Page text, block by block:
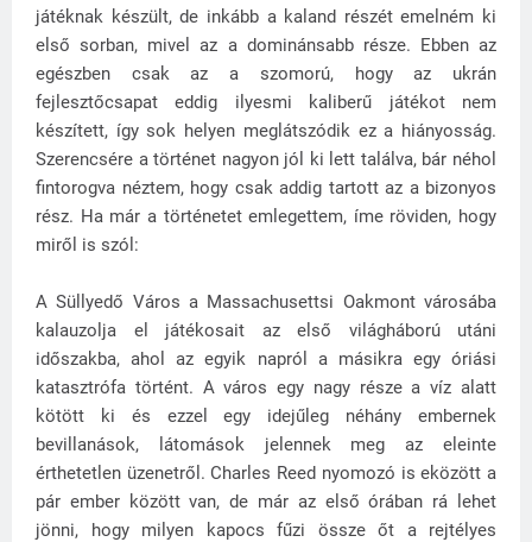
játéknak készült, de inkább a kaland részét emelném ki
első sorban, mivel az a dominánsabb része. Ebben az
egészben csak az a szomorú, hogy az ukrán
fejlesztőcsapat eddig ilyesmi kaliberű játékot nem
készített, így sok helyen meglátszódik ez a hiányosság.
Szerencsére a történet nagyon jól ki lett találva, bár néhol
fintorogva néztem, hogy csak addig tartott az a bizonyos
rész. Ha már a történetet emlegettem, íme röviden, hogy
miről is szól:
A Süllyedő Város a Massachusettsi Oakmont városába
kalauzolja el játékosait az első világháború utáni
időszakba, ahol az egyik napról a másikra egy óriási
katasztrófa történt. A város egy nagy része a víz alatt
kötött ki és ezzel egy idejűleg néhány embernek
bevillanások, látomások jelennek meg az eleinte
érthetetlen üzenetről. Charles Reed nyomozó is eközött a
pár ember között van, de már az első órában rá lehet
jönni, hogy milyen kapocs fűzi össze őt a rejtélyes